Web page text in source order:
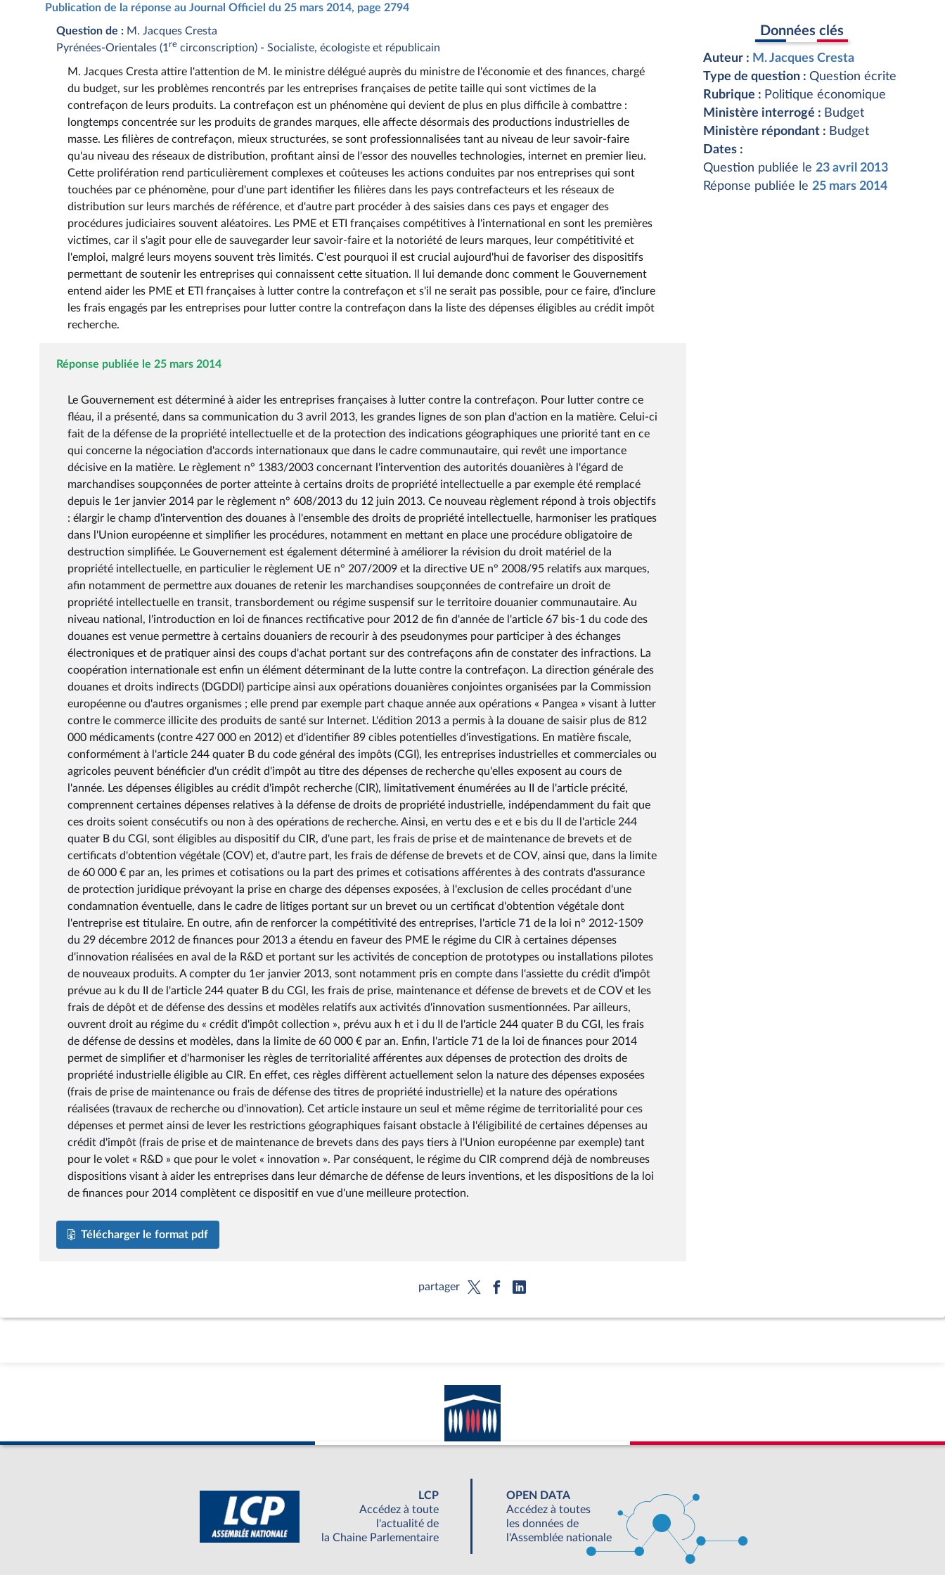
Publication de la réponse au Journal Officiel du 25 mars 2014, page 2794
Question de : M. Jacques Cresta
Pyrénées-Orientales (1 re circonscription) - Socialiste, écologiste et républicain
M. Jacques Cresta attire l'attention de M. le ministre délégué auprès du ministre de l'économie et des finances, chargé
du budget, sur les problèmes rencontrés par les entreprises françaises de petite taille qui sont victimes de la
contrefaçon de leurs produits. La contrefaçon est un phénomène qui devient de plus en plus difficile à combattre :
longtemps concentrée sur les produits de grandes marques, elle affecte désormais des productions industrielles de
masse. Les filières de contrefaçon, mieux structurées, se sont professionnalisées tant au niveau de leur savoir-faire
qu'au niveau des réseaux de distribution, profitant ainsi de l'essor des nouvelles technologies, internet en premier lieu.
Cette prolifération rend particulièrement complexes et coûteuses les actions conduites par nos entreprises qui sont
touchées par ce phénomène, pour d'une part identifier les filières dans les pays contrefacteurs et les réseaux de
distribution sur leurs marchés de référence, et d'autre part procéder à des saisies dans ces pays et engager des
procédures judiciaires souvent aléatoires. Les PME et ETI françaises compétitives à l'international en sont les premières
victimes, car il s'agit pour elle de sauvegarder leur savoir-faire et la notoriété de leurs marques, leur compétitivité et
l'emploi, malgré leurs moyens souvent très limités. C'est pourquoi il est crucial aujourd'hui de favoriser des dispositifs
permettant de soutenir les entreprises qui connaissent cette situation. Il lui demande donc comment le Gouvernement
entend aider les PME et ETI françaises à lutter contre la contrefaçon et s'il ne serait pas possible, pour ce faire, d'inclure
les frais engagés par les entreprises pour lutter contre la contrefaçon dans la liste des dépenses éligibles au crédit impôt
recherche.
Réponse publiée le 25 mars 2014
Le Gouvernement est déterminé à aider les entreprises françaises à lutter contre la contrefaçon. Pour lutter contre ce
fléau, il a présenté, dans sa communication du 3 avril 2013, les grandes lignes de son plan d'action en la matière. Celui-ci
fait de la défense de la propriété intellectuelle et de la protection des indications géographiques une priorité tant en ce
qui concerne la négociation d'accords internationaux que dans le cadre communautaire, qui revêt une importance
décisive en la matière. Le règlement n° 1383/2003 concernant l'intervention des autorités douanières à l'égard de
marchandises soupçonnées de porter atteinte à certains droits de propriété intellectuelle a par exemple été remplacé
depuis le 1er janvier 2014 par le règlement n° 608/2013 du 12 juin 2013. Ce nouveau règlement répond à trois objectifs
: élargir le champ d'intervention des douanes à l'ensemble des droits de propriété intellectuelle, harmoniser les pratiques
dans l'Union européenne et simplifier les procédures, notamment en mettant en place une procédure obligatoire de
destruction simplifiée. Le Gouvernement est également déterminé à améliorer la révision du droit matériel de la
propriété intellectuelle, en particulier le règlement UE n° 207/2009 et la directive UE n° 2008/95 relatifs aux marques,
afin notamment de permettre aux douanes de retenir les marchandises soupçonnées de contrefaire un droit de
propriété intellectuelle en transit, transbordement ou régime suspensif sur le territoire douanier communautaire. Au
niveau national, l'introduction en loi de finances rectificative pour 2012 de fin d'année de l'article 67 bis-1 du code des
douanes est venue permettre à certains douaniers de recourir à des pseudonymes pour participer à des échanges
électroniques et de pratiquer ainsi des coups d'achat portant sur des contrefaçons afin de constater des infractions. La
coopération internationale est enfin un élément déterminant de la lutte contre la contrefaçon. La direction générale des
douanes et droits indirects (DGDDI) participe ainsi aux opérations douanières conjointes organisées par la Commission
européenne ou d'autres organismes ; elle prend par exemple part chaque année aux opérations « Pangea » visant à lutter
contre le commerce illicite des produits de santé sur Internet. L'édition 2013 a permis à la douane de saisir plus de 812
000 médicaments (contre 427 000 en 2012) et d'identifier 89 cibles potentielles d'investigations. En matière fiscale,
conformément à l'article 244 quater B du code général des impôts (CGI), les entreprises industrielles et commerciales ou
agricoles peuvent bénéficier d'un crédit d'impôt au titre des dépenses de recherche qu'elles exposent au cours de
l'année. Les dépenses éligibles au crédit d'impôt recherche (CIR), limitativement énumérées au II de l'article précité,
comprennent certaines dépenses relatives à la défense de droits de propriété industrielle, indépendamment du fait que
ces droits soient consécutifs ou non à des opérations de recherche. Ainsi, en vertu des e et e bis du II de l'article 244
quater B du CGI, sont éligibles au dispositif du CIR, d'une part, les frais de prise et de maintenance de brevets et de
certificats d'obtention végétale (COV) et, d'autre part, les frais de défense de brevets et de COV, ainsi que, dans la limite
de 60 000 € par an, les primes et cotisations ou la part des primes et cotisations afférentes à des contrats d'assurance
de protection juridique prévoyant la prise en charge des dépenses exposées, à l'exclusion de celles procédant d'une
condamnation éventuelle, dans le cadre de litiges portant sur un brevet ou un certificat d'obtention végétale dont
l'entreprise est titulaire. En outre, afin de renforcer la compétitivité des entreprises, l'article 71 de la loi n° 2012-1509
du 29 décembre 2012 de finances pour 2013 a étendu en faveur des PME le régime du CIR à certaines dépenses
d'innovation réalisées en aval de la R&D et portant sur les activités de conception de prototypes ou installations pilotes
de nouveaux produits. A compter du 1er janvier 2013, sont notamment pris en compte dans l'assiette du crédit d'impôt
prévue au k du II de l'article 244 quater B du CGI, les frais de prise, maintenance et défense de brevets et de COV et les
frais de dépôt et de défense des dessins et modèles relatifs aux activités d'innovation susmentionnées. Par ailleurs,
ouvrent droit au régime du « crédit d'impôt collection », prévu aux h et i du II de l'article 244 quater B du CGI, les frais
de défense de dessins et modèles, dans la limite de 60 000 € par an. Enfin, l'article 71 de la loi de finances pour 2014
permet de simplifier et d'harmoniser les règles de territorialité afférentes aux dépenses de protection des droits de
propriété industrielle éligible au CIR. En effet, ces règles diffèrent actuellement selon la nature des dépenses exposées
(frais de prise de maintenance ou frais de défense des titres de propriété industrielle) et la nature des opérations
réalisées (travaux de recherche ou d'innovation). Cet article instaure un seul et même régime de territorialité pour ces
dépenses et permet ainsi de lever les restrictions géographiques faisant obstacle à l'éligibilité de certaines dépenses au
crédit d'impôt (frais de prise et de maintenance de brevets dans des pays tiers à l'Union européenne par exemple) tant
pour le volet « R&D » que pour le volet « innovation ». Par conséquent, le régime du CIR comprend déjà de nombreuses
dispositions visant à aider les entreprises dans leur démarche de défense de leurs inventions, et les dispositions de la loi
de finances pour 2014 complètent ce dispositif en vue d'une meilleure protection.
Télécharger le format pdf
Données clés
Auteur : M. Jacques Cresta
Type de question : Question écrite
Rubrique : Politique économique
Ministère interrogé : Budget
Ministère répondant : Budget
Dates :
Question publiée le 23 avril 2013
Réponse publiée le 25 mars 2014
partager
LCP
Accédez à toute
l'actualité de
la Chaine Parlementaire
OPEN DATA
Accédez à toutes
les données de
l'Assemblée nationale